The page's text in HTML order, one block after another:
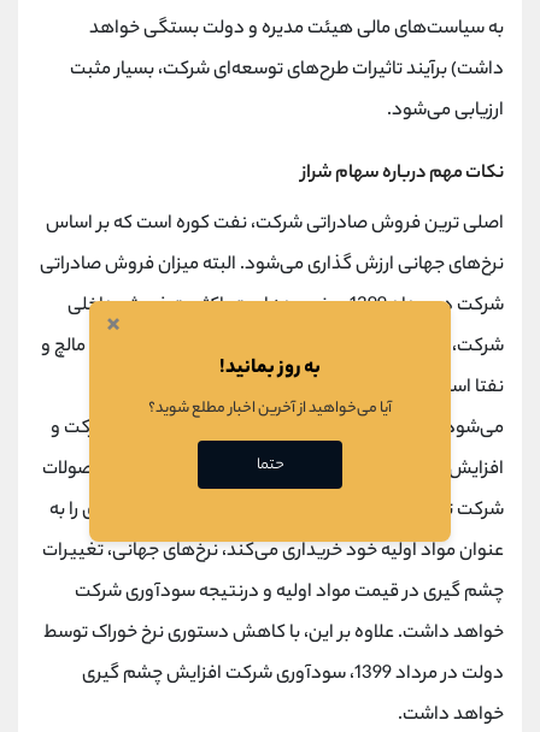
به سیاست‌های مالی هیئت مدیره و دولت بستگی خواهد
داشت) برآیند تاثیرات طرح‌های توسعه‌ای شرکت، بسیار مثبت
ارزیابی می‌شود.
نکات مهم درباره سهام شراز
اصلی ترین فروش صادراتی شرکت، نفت کوره است که بر اساس
نرخ‌های جهانی ارزش گذاری می‌شود. البته میزان فروش صادراتی
شرکت در مرداد 1399 صفر بوده است. اکثریت فروش داخلی
شرکت، بنزین، نفت گاز، سوخت سنگنین ATK، نفت کوره، مالچ و
نفتا است که همگی بر اساس نرخ های جهانی ارزشگذاری
می‌شود. با تغییرات نرخ ارز و نرخ‌های جهانی محصولات شرکت و
افزایش یا کاهش تحریم‌ها، میزان سودآوری و فروش محصولات
شرکت تغییر خواهد کرد. شرکت، نفت خام و میعانات گازی را به
عنوان مواد اولیه خود خریداری می‌کند، نرخ‌های جهانی، تغییرات
چشم گیری در قیمت مواد اولیه و درنتیجه سودآوری شرکت
خواهد داشت. علاوه بر این، با کاهش دستوری نرخ خوراک توسط
دولت در مرداد 1399، سودآوری شرکت افزایش چشم گیری
خواهد داشت.
×
به روز بمانید!
آیا می‌خواهید از آخرین اخبار مطلع شوید؟
حتما